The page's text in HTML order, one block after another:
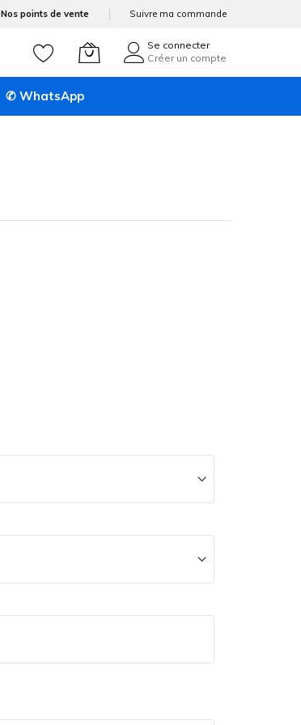
Nos points de vente Suivre ma commande
Se connecter
Créer un compte
✆ WhatsApp